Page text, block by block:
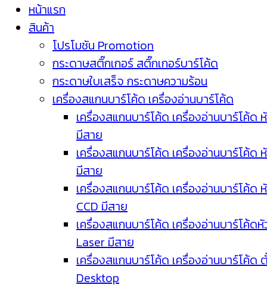
หน้าแรก
สินค้า
โปรโมชัน Promotion
กระดาษสติ๊กเกอร์ สติ๊กเกอร์บาร์โค้ด
กระดาษใบเสร็จ กระดาษความร้อน
เครื่องสแกนบาร์โค้ด เครื่องอ่านบาร์โค้ด
เครื่องสแกนบาร์โค้ด เครื่องอ่านบาร์โค้ด
มีสาย
เครื่องสแกนบาร์โค้ด เครื่องอ่านบาร์โค้ด
มีสาย
เครื่องสแกนบาร์โค้ด เครื่องอ่านบาร์โค้ด
CCD มีสาย
เครื่องสแกนบาร์โค้ด เครื่องอ่านบาร์โค้ด
Laser มีสาย
เครื่องสแกนบาร์โค้ด เครื่องอ่านบาร์โค้ด
Desktop